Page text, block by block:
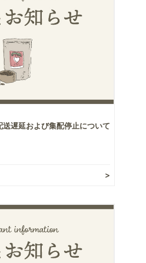
遅延および集配停止について